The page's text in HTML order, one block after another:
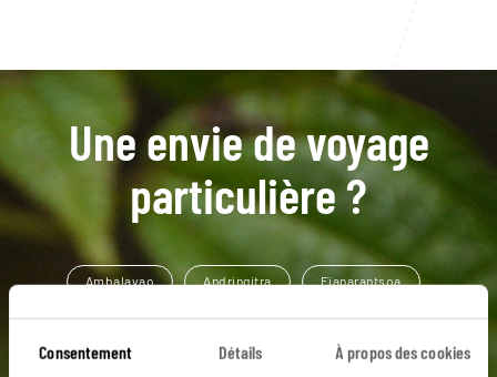
Consentement Détails À propos des cookies
Une envie de voyage
particulière ?
Ambalavao Andringitra Fianarantsoa
Ihosy Massif de l'Isalo Ambositra